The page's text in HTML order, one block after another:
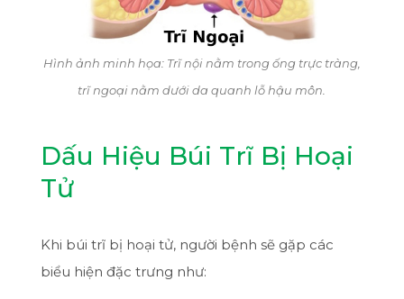
Hình ảnh minh họa: Trĩ nội nằm trong ống trực tràng,
trĩ ngoại nằm dưới da quanh lỗ hậu môn.
Dấu Hiệu Búi Trĩ Bị Hoại
Tử
Khi búi trĩ bị hoại tử, người bệnh sẽ gặp các
biểu hiện đặc trưng như: